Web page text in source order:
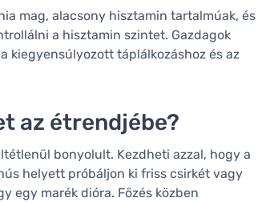
mag, alacsony hisztamin tartalmúak, és
a hisztamin szintet. Gazdagok
kiegyensúlyozott táplálkozáshoz és az
az étrendjébe?
bonyolult. Kezdheti azzal, hogy a
helyett próbáljon ki friss csirkét vagy
egy marék dióra. Főzés közben